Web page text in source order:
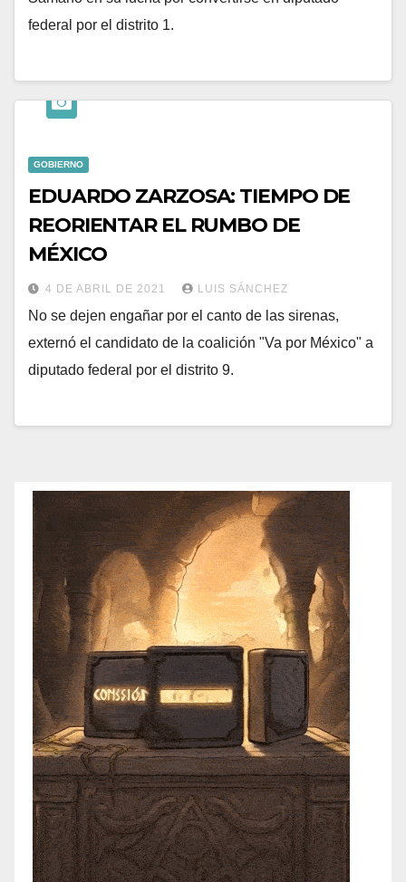
federal por el distrito 1.
GOBIERNO
EDUARDO ZARZOSA: TIEMPO DE
REORIENTAR EL RUMBO DE
MÉXICO
4 DE ABRIL DE 2021 LUIS SÁNCHEZ
No se dejen engañar por el canto de las sirenas,
externó el candidato de la coalición "Va por México" a
diputado federal por el distrito 9.